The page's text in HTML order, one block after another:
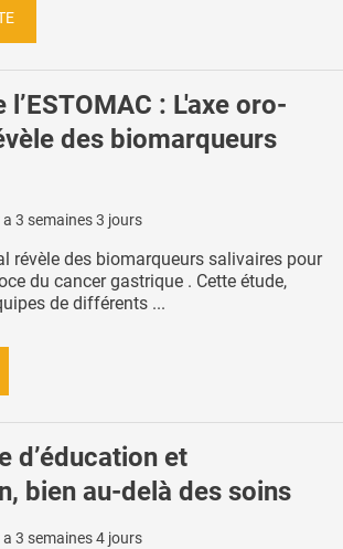
l’ESTOMAC : L'axe oro-
des biomarqueurs
a 3 semaines 3 jours
révèle des biomarqueurs salivaires pour
du cancer gastrique . Cette étude,
de différents ...
d’éducation et
bien au-delà des soins
a 3 semaines 4 jours